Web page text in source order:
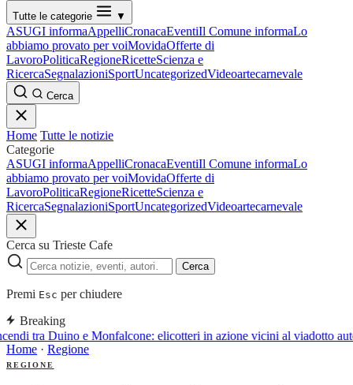
Tutte le categorie ▼
ASUGI informaAppelliCronacaEventiIl Comune informaLo
abbiamo provato per voiMovidaOfferte di
LavoroPoliticaRegioneRicetteScienza e
RicercaSegnalazioniSportUncategorizedVideoartecarnevale
Cerca
Home Tutte le notizie
Categorie
ASUGI informaAppelliCronacaEventiIl Comune informaLo
abbiamo provato per voiMovidaOfferte di
LavoroPoliticaRegioneRicetteScienza e
RicercaSegnalazioniSportUncategorizedVideoartecarnevale
Cerca su Trieste Cafe
Cerca
Premi Esc per chiudere
Breaking
tra Duino e Monfalcone: elicotteri in azione vicini al viadotto
Home · Regione
REGIONE